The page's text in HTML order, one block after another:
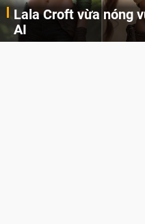
Lala Croft vừa nóng
AI